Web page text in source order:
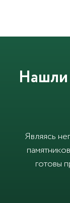
Являясь
готовы